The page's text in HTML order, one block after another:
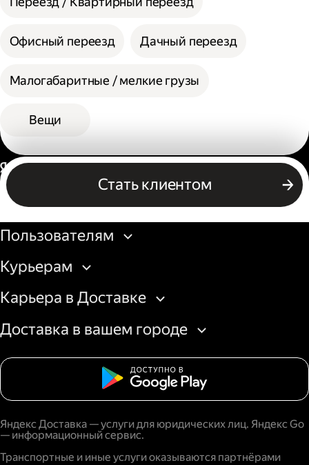
Офисный переезд Дачный переезд
Малогабаритные / мелкие грузы
Вещи
Стать клиентом
Россия
Бизнесу
Пользователям
Курьерам
Карьера в Доставке
Доставка в вашем городе
Яндекс Доставка — услуги для юридических лиц. Яндекс Go
— информационный сервис.
Транспортные и иные услуги оказываются партнёрами